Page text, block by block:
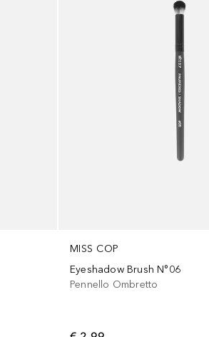
MISS COP
Eyeshadow Brush N°06
Pennello Ombretto